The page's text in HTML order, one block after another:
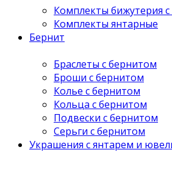
Комплекты бижутерия
Комплекты янтарные
Бернит
Браслеты с бернитом
Броши с бернитом
Колье с бернитом
Кольца с бернитом
Подвески с бернитом
Серьги с бернитом
Украшения с янтарем и